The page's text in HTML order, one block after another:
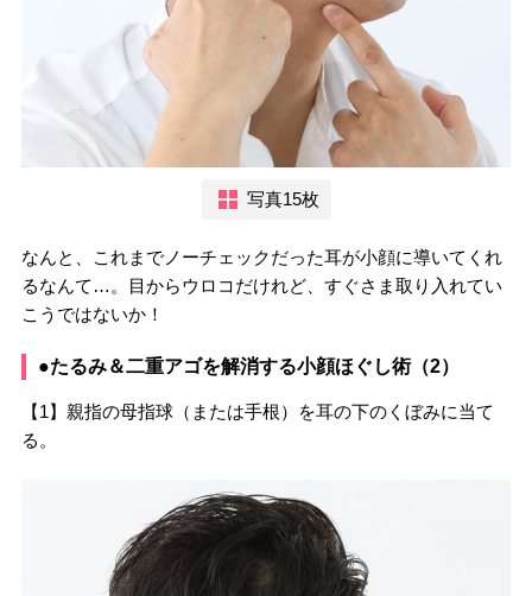
写真15枚
なんと、これまでノーチェックだった耳が小顔に導いてくれ
るなんて…。目からウロコだけれど、すぐさま取り入れてい
こうではないか！
●たるみ＆二重アゴを解消する小顔ほぐし術（2）
【1】親指の母指球（または手根）を耳の下のくぼみに当て
る。